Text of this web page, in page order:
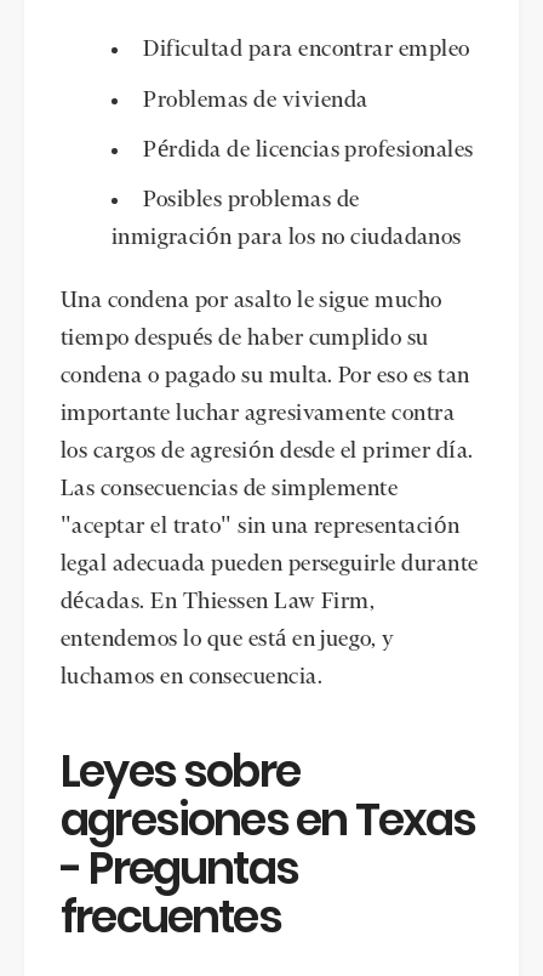
Dificultad para encontrar empleo
Problemas de vivienda
Pérdida de licencias profesionales
Posibles problemas de
inmigración para los no ciudadanos
Una condena por asalto le sigue mucho
tiempo después de haber cumplido su
condena o pagado su multa. Por eso es tan
importante luchar agresivamente contra
los cargos de agresión desde el primer día.
Las consecuencias de simplemente
"aceptar el trato" sin una representación
legal adecuada pueden perseguirle durante
décadas. En Thiessen Law Firm,
entendemos lo que está en juego, y
luchamos en consecuencia.
Leyes sobre
agresiones en Texas
- Preguntas
frecuentes